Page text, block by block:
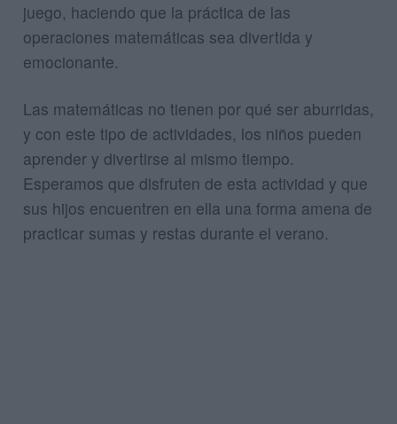
juego, haciendo que la práctica de las
operaciones matemáticas sea divertida y
emocionante.
Las matemáticas no tienen por qué ser aburridas,
y con este tipo de actividades, los niños pueden
aprender y divertirse al mismo tiempo.
Esperamos que disfruten de esta actividad y que
sus hijos encuentren en ella una forma amena de
practicar sumas y restas durante el verano.